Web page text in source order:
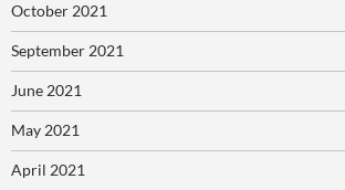
October 2021
September 2021
June 2021
May 2021
April 2021